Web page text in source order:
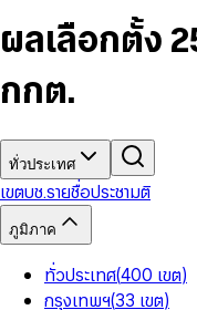
7
8
5
6
8
9
6
7
9
5
6
8
9
9
ผลเลือกตั้ง
กกต.
ทั่วประเทศ
เขตบช.รายชื่อประชามติ
ภูมิภาค
ทั่วประเทศ(400 เขต)
กรุงเทพฯ(33 เขต)